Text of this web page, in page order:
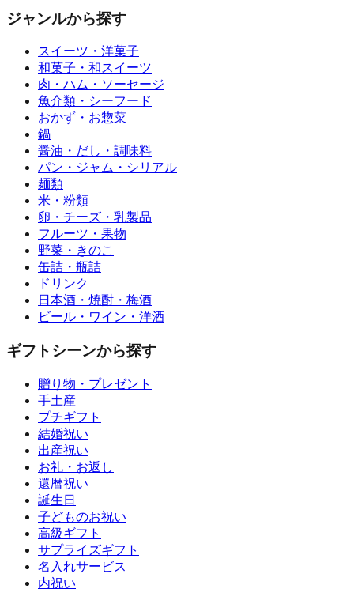
ジャンルから探す
スイーツ・洋菓子
和菓子・和スイーツ
肉・ハム・ソーセージ
魚介類・シーフード
おかず・お惣菜
鍋
醤油・だし・調味料
パン・ジャム・シリアル
麺類
米・粉類
卵・チーズ・乳製品
フルーツ・果物
野菜・きのこ
缶詰・瓶詰
ドリンク
日本酒・焼酎・梅酒
ビール・ワイン・洋酒
ギフトシーンから探す
贈り物・プレゼント
手土産
プチギフト
結婚祝い
出産祝い
お礼・お返し
還暦祝い
誕生日
子どものお祝い
高級ギフト
サプライズギフト
名入れサービス
内祝い